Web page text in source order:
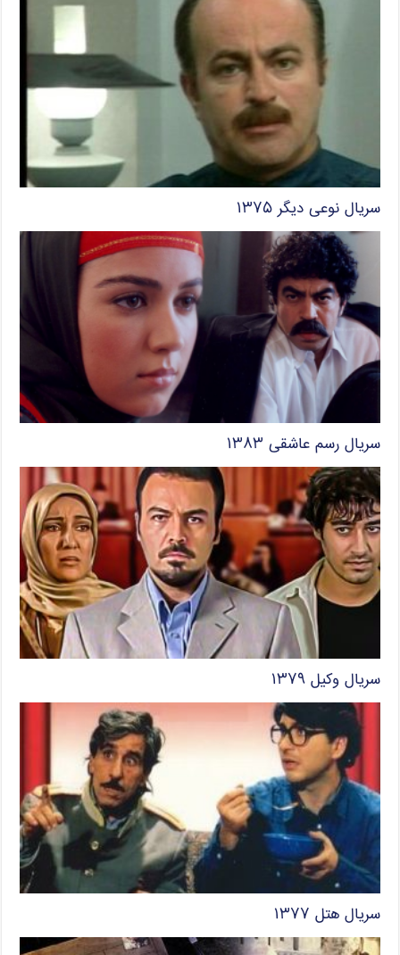
سریال نوعی دیگر ۱۳۷۵
سریال رسم عاشقی ۱۳۸۳
سریال وکیل ۱۳۷۹
سریال هتل ۱۳۷۷